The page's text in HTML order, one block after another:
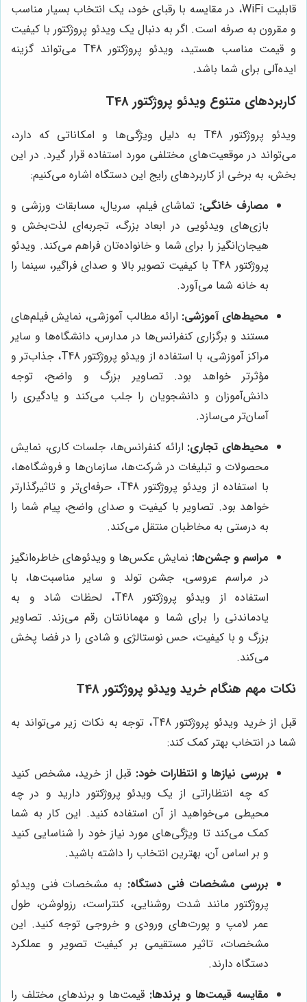
قابلیت WiFi، در مقایسه با رقبای خود، یک انتخاب بسیار مناسب
و مقرون به صرفه است. اگر به دنبال یک ویدئو پروژکتور با کیفیت
و قیمت مناسب هستید، ویدئو پروژکتور T48 می‌تواند گزینه
ایده‌آلی برای شما باشد.
کاربردهای متنوع ویدئو پروژکتور T48
ویدئو پروژکتور T48 به دلیل ویژگی‌ها و امکاناتی که دارد،
می‌تواند در موقعیت‌های مختلفی مورد استفاده قرار گیرد. در این
بخش، به برخی از کاربردهای رایج این دستگاه اشاره می‌کنیم:
مصارف خانگی: تماشای فیلم، سریال، مسابقات ورزشی و
بازی‌های ویدئویی در ابعاد بزرگ، تجربه‌ای لذت‌بخش و
هیجان‌انگیز را برای شما و خانواده‌تان فراهم می‌کند. ویدئو
پروژکتور T48 با کیفیت تصویر بالا و صدای فراگیر، سینما را
به خانه شما می‌آورد.
محیط‌های آموزشی: ارائه مطالب آموزشی، نمایش فیلم‌های
مستند و برگزاری کنفرانس‌ها در مدارس، دانشگاه‌ها و سایر
مراکز آموزشی، با استفاده از ویدئو پروژکتور T48، جذاب‌تر و
مؤثرتر خواهد بود. تصاویر بزرگ و واضح، توجه
دانش‌آموزان و دانشجویان را جلب می‌کند و یادگیری را
آسان‌تر می‌سازد.
محیط‌های تجاری: ارائه کنفرانس‌ها، جلسات کاری، نمایش
محصولات و تبلیغات در شرکت‌ها، سازمان‌ها و فروشگاه‌ها،
با استفاده از ویدئو پروژکتور T48، حرفه‌ای‌تر و تاثیرگذارتر
خواهد بود. تصاویر با کیفیت و صدای واضح، پیام شما را
به درستی به مخاطبان منتقل می‌کند.
مراسم و جشن‌ها: نمایش عکس‌ها و ویدئوهای خاطره‌انگیز
در مراسم عروسی، جشن تولد و سایر مناسبت‌ها، با
استفاده از ویدئو پروژکتور T48، لحظات شاد و به
یادماندنی را برای شما و مهمانانتان رقم می‌زند. تصاویر
بزرگ و با کیفیت، حس نوستالژی و شادی را در فضا پخش
می‌کند.
نکات مهم هنگام خرید ویدئو پروژکتور T48
قبل از خرید ویدئو پروژکتور T48، توجه به نکات زیر می‌تواند به
شما در انتخاب بهتر کمک کند:
بررسی نیازها و انتظارات خود: قبل از خرید، مشخص کنید
که چه انتظاراتی از یک ویدئو پروژکتور دارید و در چه
محیطی می‌خواهید از آن استفاده کنید. این کار به شما
کمک می‌کند تا ویژگی‌های مورد نیاز خود را شناسایی کنید
و بر اساس آن، بهترین انتخاب را داشته باشید.
بررسی مشخصات فنی دستگاه: به مشخصات فنی ویدئو
پروژکتور مانند شدت روشنایی، کنتراست، رزولوشن، طول
عمر لامپ و پورت‌های ورودی و خروجی توجه کنید. این
مشخصات، تاثیر مستقیمی بر کیفیت تصویر و عملکرد
دستگاه دارند.
مقایسه قیمت‌ها و برندها: قیمت‌ها و برندهای مختلف را